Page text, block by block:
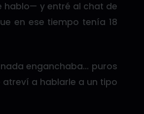
hablo— y entré al chat de
en ese tiempo tenía 18
enganchaba… puros
atreví a hablarle a un tipo